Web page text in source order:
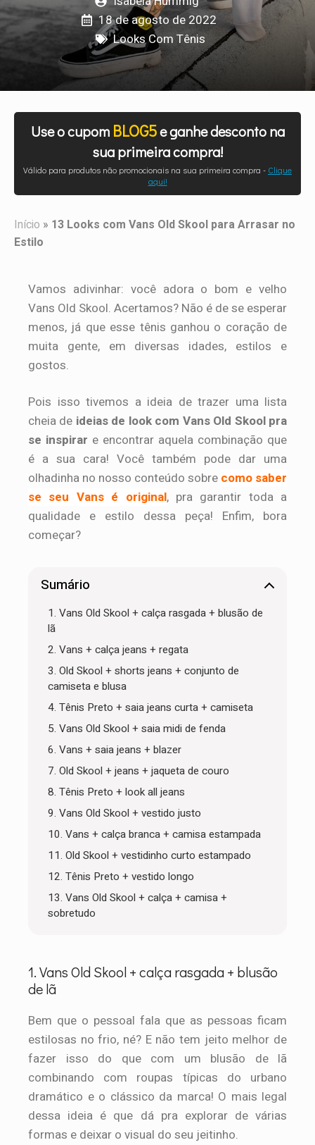
18 de agosto de 2022
Looks Com Tênis
Use o cupom BLOG5e ganhe desconto na
sua primeira compra!
Válido para produtos não promocionais na sua primeira compra - Clique
aqui!
Início » 13 Looks com Vans Old Skool para Arrasar no
Estilo
Vamos adivinhar: você adora o bom e velho
Vans Old Skool. Acertamos? Não é de se esperar
menos, já que esse tênis ganhou o coração de
muita gente, em diversas idades, estilos e
gostos.
Pois isso tivemos a ideia de trazer uma lista
cheia de ideias de look com Vans Old Skool pra
se inspirar e encontrar aquela combinação que
é a sua cara! Você também pode dar uma
olhadinha no nosso conteúdo sobre como saber
se seu Vans é original, pra garantir toda a
qualidade e estilo dessa peça! Enfim, bora
começar?
Sumário
1. Vans Old Skool + calça rasgada + blusão de
lã
2. Vans + calça jeans + regata
3. Old Skool + shorts jeans + conjunto de
camiseta e blusa
4. Tênis Preto + saia jeans curta + camiseta
5. Vans Old Skool + saia midi de fenda
6. Vans + saia jeans + blazer
7. Old Skool + jeans + jaqueta de couro
8. Tênis Preto + look all jeans
9. Vans Old Skool + vestido justo
10. Vans + calça branca + camisa estampada
11. Old Skool + vestidinho curto estampado
12. Tênis Preto + vestido longo
13. Vans Old Skool + calça + camisa +
sobretudo
1. Vans Old Skool + calça rasgada + blusão
de lã
Bem que o pessoal fala que as pessoas ficam
estilosas no frio, né? E não tem jeito melhor de
fazer isso do que com um blusão de lã
combinando com roupas típicas do urbano
dramático e o clássico da marca! O mais legal
dessa ideia é que dá pra explorar de várias
formas e deixar o visual do seu jeitinho.